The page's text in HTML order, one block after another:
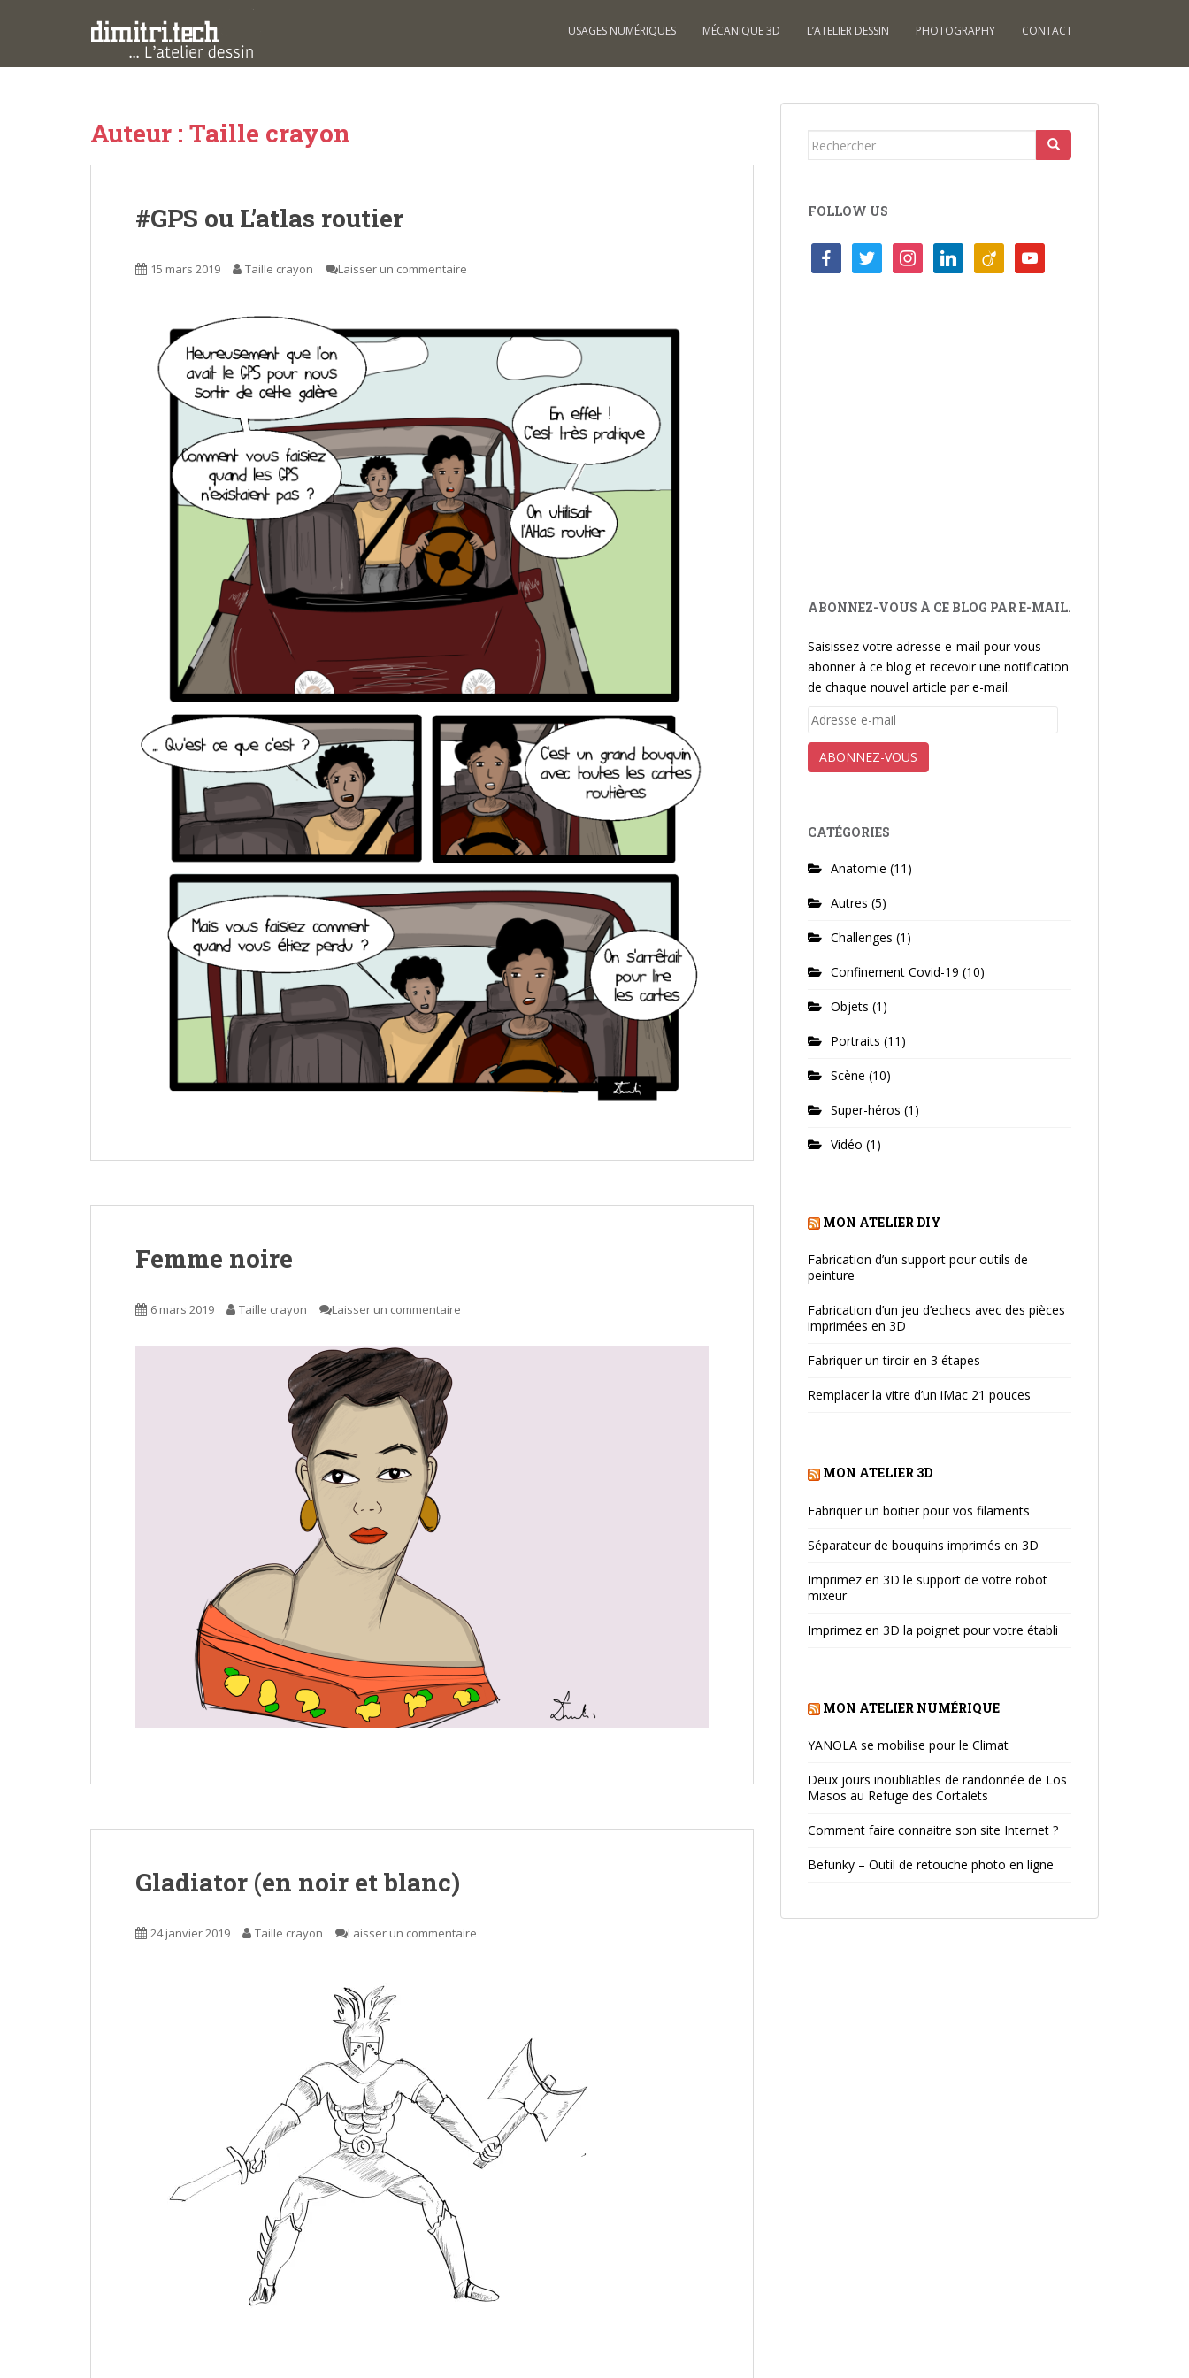
p
USAGES NUMÉRIQUES MÉCANIQUE 3D L’ATELIER DESSIN PHOTOGRAPHY CONTACT
Auteur : Taille crayon
#GPS ou L’atlas routier
15 mars 2019 Taille crayon Laisser un commentaire
Femme noire
6 mars 2019 Taille crayon Laisser un commentaire
Gladiator (en noir et blanc)
24 janvier 2019 Taille crayon Laisser un commentaire
Rechercher...
FOLLOW US
facebooktwitter instagramlinkedinviadeo youtube
ABONNEZ-VOUS À CE BLOG PAR E-MAIL.
Saisissez votre adresse e-mail pour vous
abonner à ce blog et recevoir une notification
de chaque nouvel article par e-mail.
Adresse
mail
ABONNEZ-VOUS
CATÉGORIES
Anatomie (11)
Autres (5)
Challenges (1)
Confinement Covid-19 (10)
Objets (1)
Portraits (11)
Scène (10)
Super-héros (1)
Vidéo (1)
MON ATELIER DIY
Fabrication d’un support pour outils de
peinture
Fabrication d’un jeu d’echecs avec des pièces
imprimées en 3D
Fabriquer un tiroir en 3 étapes
Remplacer la vitre d’un iMac 21 pouces
MON ATELIER 3D
Fabriquer un boitier pour vos filaments
Séparateur de bouquins imprimés en 3D
Imprimez en 3D le support de votre robot
mixeur
Imprimez en 3D la poignet pour votre établi
MON ATELIER NUMÉRIQUE
YANOLA se mobilise pour le Climat
Deux jours inoubliables de randonnée de Los
Masos au Refuge des Cortalets
Comment faire connaitre son site Internet ?
Befunky – Outil de retouche photo en ligne